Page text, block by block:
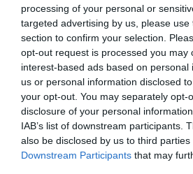
processing of your personal or
targeted advertising by us, please
section to confirm your selection.
opt-out request is processed you may
interest-based ads based on personal
us or personal information disclosed
your opt-out. You may separately opt-
disclosure of your personal
IAB’s list of downstream participants.
also be disclosed by us to third parties
Downstream Participants that may